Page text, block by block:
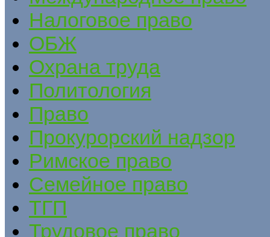
Налоговое право
ОБЖ
Охрана труда
Политология
Право
Прокурорский надзор
Римское право
Семейное право
ТГП
Трудовое право